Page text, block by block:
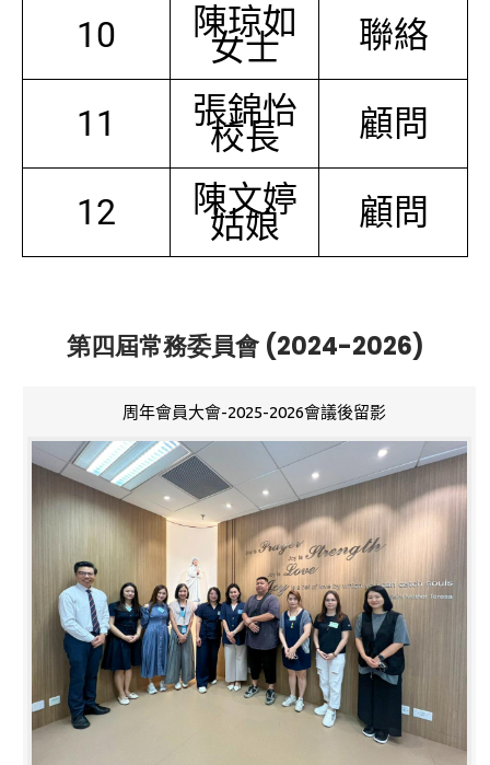
10 陳琼如
女士 聯絡
11 張錦怡
校長 顧問
12 陳文婷
姑娘 顧問
第四屆常務委員會 (2024-2026)
周年會員大會-2025-2026會議後留影